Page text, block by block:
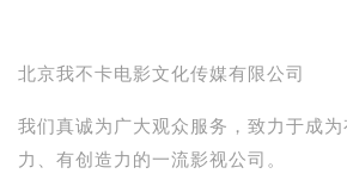
北京我不卡电影文化传媒有限公司
我们真诚为广大观众服务，致力于成
力、有创造力的一流影视公司。